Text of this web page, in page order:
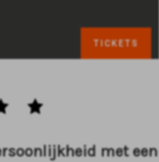
TICKETS
met een